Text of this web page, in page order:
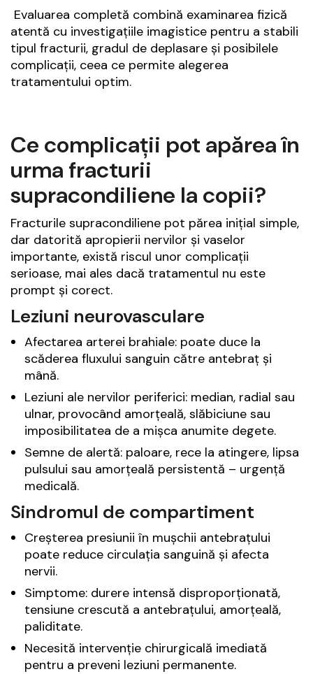
Evaluarea completă combină examinarea fizică
atentă cu investigațiile imagistice pentru a stabili
tipul fracturii, gradul de deplasare și posibilele
complicații, ceea ce permite alegerea
tratamentului optim.
Ce complicații pot apărea în
urma fracturii
supracondiliene la copii?
Fracturile supracondiliene pot părea inițial simple,
dar datorită apropierii nervilor și vaselor
importante, există riscul unor complicații
serioase, mai ales dacă tratamentul nu este
prompt și corect.
Leziuni neurovasculare
Afectarea arterei brahiale: poate duce la
scăderea fluxului sanguin către antebraț și
mână.
Leziuni ale nervilor periferici: median, radial sau
ulnar, provocând amorțeală, slăbiciune sau
imposibilitatea de a mișca anumite degete.
Semne de alertă: paloare, rece la atingere, lipsa
pulsului sau amorțeală persistentă – urgență
medicală.
Sindromul de compartiment
Creșterea presiunii în mușchii antebrațului
poate reduce circulația sanguină și afecta
nervii.
Simptome: durere intensă disproporționată,
tensiune crescută a antebrațului, amorțeală,
paliditate.
Necesită intervenție chirurgicală imediată
pentru a preveni leziuni permanente.